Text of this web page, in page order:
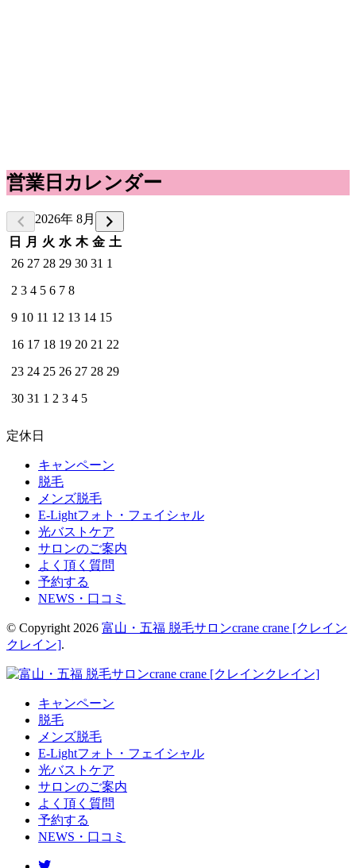
営業日カレンダー
2026年 8月
日
月 火 水 木 金 土
26 27 28 29 30 31 1
2 3 4 5 6 7 8
9 10 11 12 13 14 15
16 17 18 19 20 21 22
23 24 25 26 27 28 29
30 31 1 2 3 4 5
定休日
キャンペーン
脱毛
メンズ脱毛
E-Lightフォト・フェイシャル
光バストケア
サロンのご案内
よく頂く質問
予約する
NEWS・口コミ
© Copyright 2026 富山・五福 脱毛サロンcrane crane [クレイン
クレイン].
キャンペーン
脱毛
メンズ脱毛
E-Lightフォト・フェイシャル
光バストケア
サロンのご案内
よく頂く質問
予約する
NEWS・口コミ